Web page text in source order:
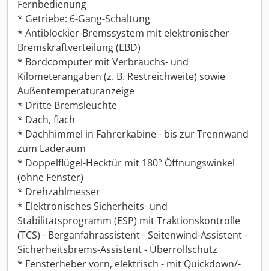
Fernbedienung
* Getriebe: 6-Gang-Schaltung
* Antiblockier-Bremssystem mit elektronischer
Bremskraftverteilung (EBD)
* Bordcomputer mit Verbrauchs- und
Kilometerangaben (z. B. Restreichweite) sowie
Außentemperaturanzeige
* Dritte Bremsleuchte
* Dach, flach
* Dachhimmel in Fahrerkabine - bis zur Trennwand
zum Laderaum
* Doppelflügel-Hecktür mit 180° Öffnungswinkel
(ohne Fenster)
* Drehzahlmesser
* Elektronisches Sicherheits- und
Stabilitätsprogramm (ESP) mit Traktionskontrolle
(TCS) - Berganfahrassistent - Seitenwind-Assistent -
Sicherheitsbrems-Assistent - Überrollschutz
* Fensterheber vorn, elektrisch - mit Quickdown/-